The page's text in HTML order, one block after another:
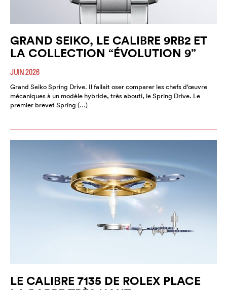
GRAND SEIKO, LE CALIBRE 9RB2 ET
LA COLLECTION “ÉVOLUTION 9”
JUIN 2026
Grand Seiko Spring Drive. Il fallait oser comparer les chefs d’œuvre
mécaniques à un modèle hybride, très abouti, le Spring Drive. Le
premier brevet Spring (…)
LE CALIBRE 7135 DE ROLEX PLACE